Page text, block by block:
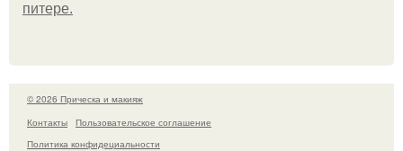
питере.
© 2026 Прическа и макияж
Контакты
Пользовательское соглашение
Политика конфидециальности